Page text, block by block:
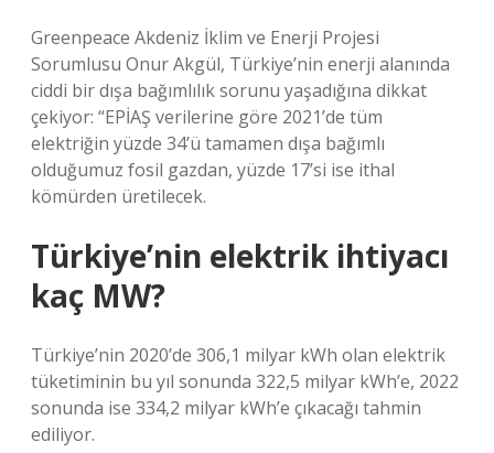
Greenpeace Akdeniz İklim ve Enerji Projesi
Sorumlusu Onur Akgül, Türkiye’nin enerji alanında
ciddi bir dışa bağımlılık sorunu yaşadığına dikkat
çekiyor: “EPİAŞ verilerine göre 2021’de tüm
elektriğin yüzde 34’ü tamamen dışa bağımlı
olduğumuz fosil gazdan, yüzde 17’si ise ithal
kömürden üretilecek.
Türkiye’nin elektrik ihtiyacı
kaç MW?
Türkiye’nin 2020’de 306,1 milyar kWh olan elektrik
tüketiminin bu yıl sonunda 322,5 milyar kWh’e, 2022
sonunda ise 334,2 milyar kWh’e çıkacağı tahmin
ediliyor.